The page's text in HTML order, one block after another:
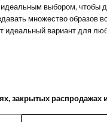
выбором, чтобы
множество образов
идеальный вариант для
закрытых распродажах